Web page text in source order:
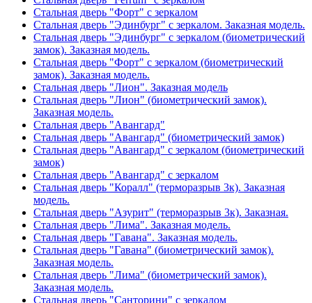
Стальная дверь "Форт" с зеркалом
Стальная дверь "Эдинбург" с зеркалом. Заказная модель.
Стальная дверь "Эдинбург" с зеркалом (биометрический
замок). Заказная модель.
Стальная дверь "Форт" с зеркалом (биометрический
замок). Заказная модель.
Стальная дверь "Лион". Заказная модель
Стальная дверь "Лион" (биометрический замок).
Заказная модель.
Стальная дверь "Авангард"
Стальная дверь "Авангард" (биометрический замок)
Стальная дверь "Авангард" с зеркалом (биометрический
замок)
Стальная дверь "Авангард" с зеркалом
Стальная дверь "Коралл" (терморазрыв 3к). Заказная
модель.
Стальная дверь "Азурит" (терморазрыв 3к). Заказная.
Стальная дверь "Лима". Заказная модель.
Стальная дверь "Гавана". Заказная модель.
Стальная дверь "Гавана" (биометрический замок).
Заказная модель.
Стальная дверь "Лима" (биометрический замок).
Заказная модель.
Стальная дверь "Санторини" с зеркалом